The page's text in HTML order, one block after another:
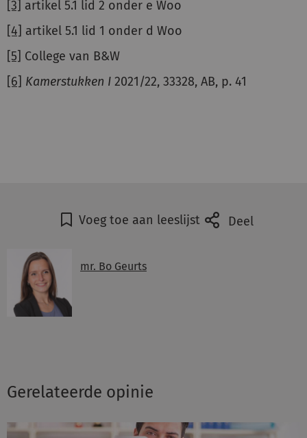
[3] artikel 5.1 lid 2 onder e Woo
[4] artikel 5.1 lid 1 onder d Woo
[5] College van B&W
[6] Kamerstukken I 2021/22, 33328, AB, p. 41
Voeg toe aan leeslijst Deel
mr. Bo Geurts
Gerelateerde opinie